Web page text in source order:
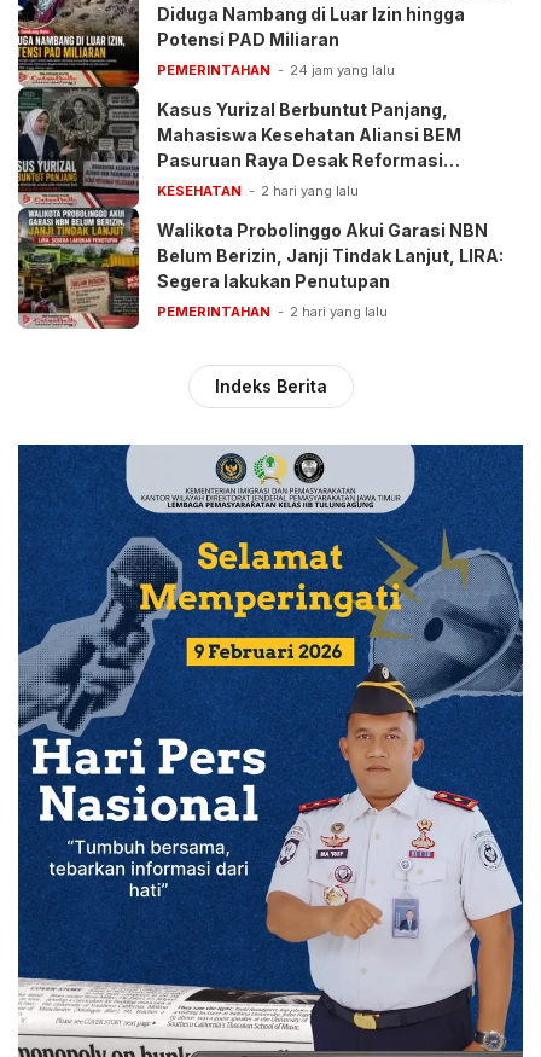
Diduga Nambang di Luar Izin hingga
Potensi PAD Miliaran
PEMERINTAHAN 24 jam yang lalu
Kasus Yurizal Berbuntut Panjang,
Mahasiswa Kesehatan Aliansi BEM
Pasuruan Raya Desak Reformasi
Pelayanan BPJS
KESEHATAN 2 hari yang lalu
Walikota Probolinggo Akui Garasi NBN
Belum Berizin, Janji Tindak Lanjut, LIRA:
Segera lakukan Penutupan
PEMERINTAHAN 2 hari yang lalu
Indeks Berita